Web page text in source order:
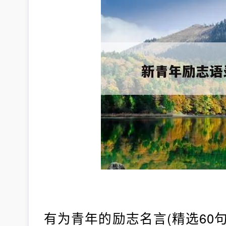
有为青年的励志名言(精选60